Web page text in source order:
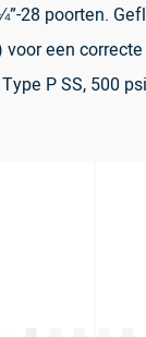
poorten.
een
P SS, 500